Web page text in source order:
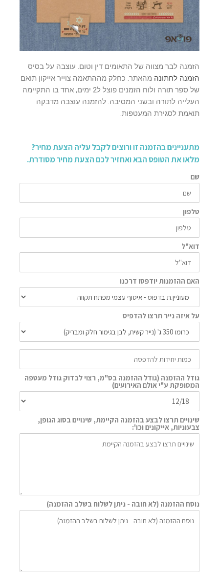
הזמנה לבר מצווה של התאומים דין וטום. עוצבה על בסיס
הזמנה לחתונה מהאתר. כחלק מההתאמה צוייר אייקון תואם
של ספר תורה ולוח הזמנים פוצל ל2 ימים, אחד בו התקיימה
העלייה לתורה ובשני המסיבה. להזמנה עוצבה מדבקה
תואמת לסגירת המעטפות.
מתעניינים בהזמנה זו ורוצים לקבל עליה הצעת מחיר?
מלאו את הטופס הבא ואחזיר לכם הצעת מחיר מסודרת.
שם
טלפון
דוא"ל
האם ההזמנות יודפסו דרכנו
על איזה נייר תרצו להדפיס
גודל ההזמנה (גודל ההזמנה בס"מ, רצוי לבדוק גודל מעטפה
המסופקת ע"י אולם האירועים)
שינויים תרצו לבצע בהזמנה הקיימת, שינויים בסוג הגופן,
צבעוניות, אייקונים וכו':
נוסח ההזמנה (לא חובה - ניתן לשלוח בשלב ההזמנה)